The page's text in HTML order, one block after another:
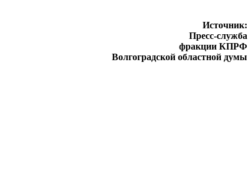
Источник:
Пресс-служба
фракции КПРФ
Волгоградской областной думы